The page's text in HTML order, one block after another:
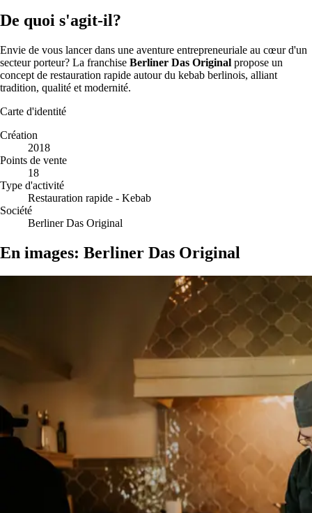
De quoi s'agit-il?
Envie de vous lancer dans une aventure entrepreneuriale au cœur d'un
secteur porteur? La franchise Berliner Das Original propose un
concept de restauration rapide autour du kebab berlinois, alliant
tradition, qualité et modernité.
Carte d'identité
Création
2018
Points de vente
18
Type d'activité
Restauration rapide - Kebab
Société
Berliner Das Original
En images: Berliner Das Original